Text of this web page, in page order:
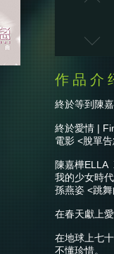
終於等到陳
終於愛情 |
電影 <脫單
陳嘉樺
我的少女時
孫燕姿 <跳
在春天獻上
在地球上七
不懂珍惜。